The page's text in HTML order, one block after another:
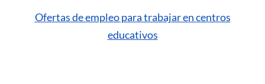
Ofertas de empleo para trabajar en centros
educativos